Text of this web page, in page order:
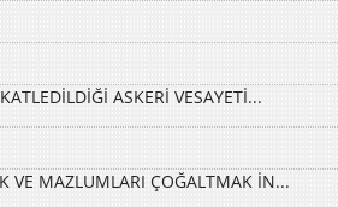
ASKERİ VESAYETİ...
VE MAZLUMLARI ÇOĞALTMAK İN...